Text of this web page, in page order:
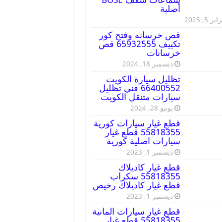
أصلية
5, 2025
قص خرسانه وفتح كور
تكييف 65932555 قص
خرسانات
ديسمبر 18, 2024
تظليل سيارة الكويت
66400552 فني تظليل
سيارات متنقل الكويت
يونيو 28, 2024
قطع غيار سيارات كورية
55818355 قطع غيار
سيارات اصلية كورية
ديسمبر 1, 2023
قطع غيار كاديلاك
55818355 سكراب
قطع غيار كاديلاك رخيص
ديسمبر 1, 2023
قطع غيار سيارات المانية